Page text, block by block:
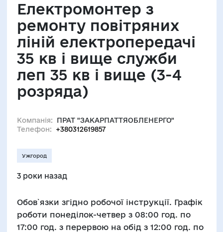
Електромонтер з
ремонту повітряних
ліній електропередачі
35 кв і вище служби
леп 35 кв і вище (3-4
розряда)
Компанія:
ПРАТ "ЗАКАРПАТТЯОБЛЕНЕРГО"
Телефон:
+380312619857
Ужгород
3 роки назад
Обов`язки згідно робочої інструкції. Графік
роботи понеділок-четвер з 08:00 год. по
17:00 год. з перервою на обід з 12:00 год. по